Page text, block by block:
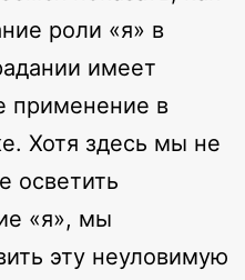
роли «я» в
имеет
применение в
Хотя здесь мы не
осветить
«я», мы
эту неуловимую